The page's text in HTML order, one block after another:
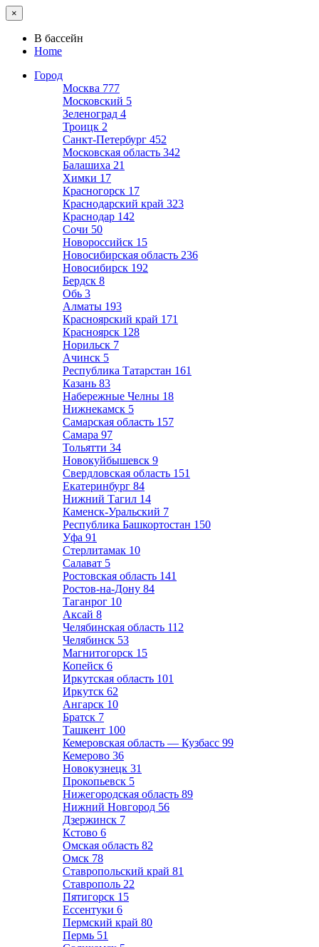
×
В бассейн
Home
Город
Москва 777
Московский 5
Зеленоград 4
Троицк 2
Санкт-Петербург 452
Московская область 342
Балашиха 21
Химки 17
Красногорск 17
Краснодарский край 323
Краснодар 142
Сочи 50
Новороссийск 15
Новосибирская область 236
Новосибирск 192
Бердск 8
Обь 3
Алматы 193
Красноярский край 171
Красноярск 128
Норильск 7
Ачинск 5
Республика Татарстан 161
Казань 83
Набережные Челны 18
Нижнекамск 5
Самарская область 157
Самара 97
Тольятти 34
Новокуйбышевск 9
Свердловская область 151
Екатеринбург 84
Нижний Тагил 14
Каменск-Уральский 7
Республика Башкортостан 150
Уфа 91
Стерлитамак 10
Салават 5
Ростовская область 141
Ростов-на-Дону 84
Таганрог 10
Аксай 8
Челябинская область 112
Челябинск 53
Магнитогорск 15
Копейск 6
Иркутская область 101
Иркутск 62
Ангарск 10
Братск 7
Ташкент 100
Кемеровская область — Кузбасс 99
Кемерово 36
Новокузнецк 31
Прокопьевск 5
Нижегородская область 89
Нижний Новгород 56
Дзержинск 7
Кстово 6
Омская область 82
Омск 78
Ставропольский край 81
Ставрополь 22
Пятигорск 15
Ессентуки 6
Пермский край 80
Пермь 51